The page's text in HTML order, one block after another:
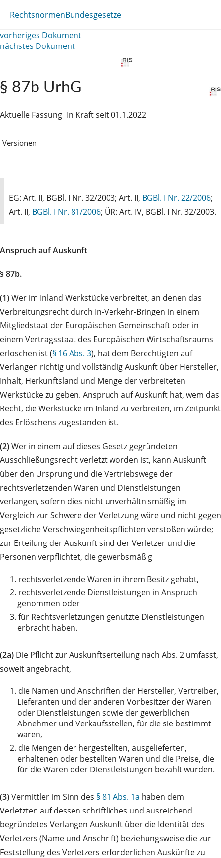
RechtsnormenBundesgesetze
vorheriges Dokument
nächstes Dokument
§ 87b UrhG
Aktuelle Fassung In Kraft seit 01.1.2022
Versionen
EG: Art. II, BGBl. I Nr. 32/2003; Art. II, BGBl. I Nr. 22/2006;
Art. II, BGBl. I Nr. 81/2006; ÜR: Art. IV, BGBl. I Nr. 32/2003.
Anspruch auf Auskunft
§ 87b.
(1)Wer im Inland Werkstücke verbreitet, an denen das
Verbreitungsrecht durch In-Verkehr-Bringen in einem
Mitgliedstaat der Europäischen Gemeinschaft oder in
einem Vertragsstaat des Europäischen Wirtschaftsraums
erloschen ist (§ 16 Abs. 3), hat dem Berechtigten auf
Verlangen richtig und vollständig Auskunft über Hersteller,
Inhalt, Herkunftsland und Menge der verbreiteten
Werkstücke zu geben. Anspruch auf Auskunft hat, wem das
Recht, die Werkstücke im Inland zu verbreiten, im Zeitpunkt
des Erlöschens zugestanden ist.
(2)Wer in einem auf dieses Gesetz gegründeten
Ausschließungsrecht verletzt worden ist, kann Auskunft
über den Ursprung und die Vertriebswege der
rechtsverletzenden Waren und Dienstleistungen
verlangen, sofern dies nicht unverhältnismäßig im
Vergleich zur Schwere der Verletzung wäre und nicht gegen
gesetzliche Verschwiegenheitspflichten verstoßen würde;
zur Erteilung der Auskunft sind der Verletzer und die
Personen verpflichtet, die gewerbsmäßig
1. rechtsverletzende Waren in ihrem Besitz gehabt,
2. rechtsverletzende Dienstleistungen in Anspruch
genommen oder
3. für Rechtsverletzungen genutzte Dienstleistungen
erbracht haben.
(2a) Die Pflicht zur Auskunftserteilung nach Abs. 2 umfasst,
soweit angebracht,
1. die Namen und Anschriften der Hersteller, Vertreiber,
Lieferanten und der anderen Vorbesitzer der Waren
oder Dienstleistungen sowie der gewerblichen
Abnehmer und Verkaufsstellen, für die sie bestimmt
waren,
2. die Mengen der hergestellten, ausgelieferten,
erhaltenen oder bestellten Waren und die Preise, die
für die Waren oder Dienstleistungen bezahlt wurden.
(3)Vermittler im Sinn des § 81 Abs. 1a haben dem
Verletzten auf dessen schriftliches und ausreichend
begründetes Verlangen Auskunft über die Identität des
Verletzers (Name und Anschrift) beziehungsweise die zur
Feststellung des Verletzers erforderlichen Auskünfte zu